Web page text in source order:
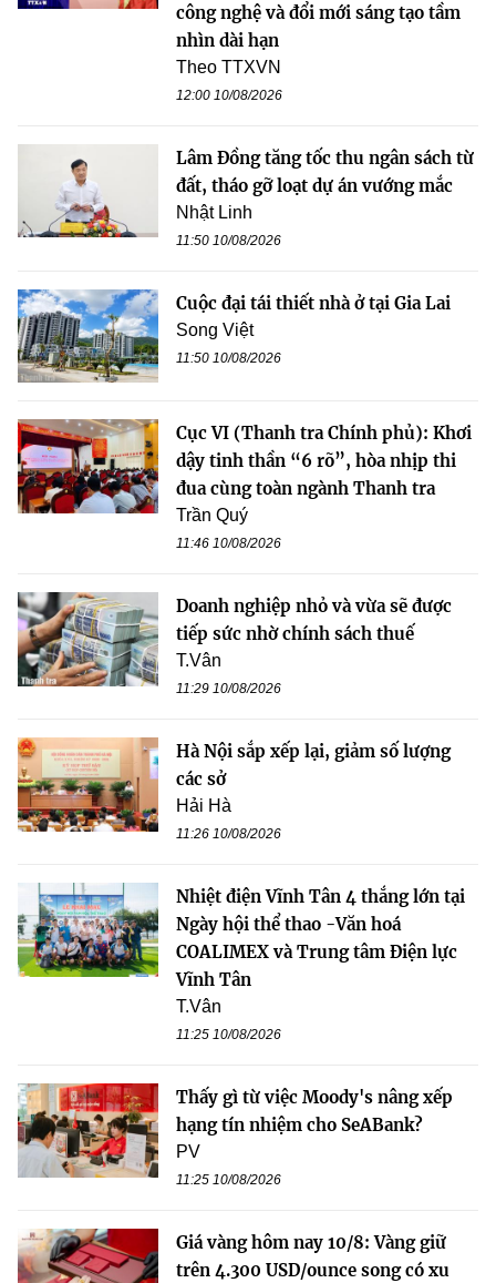
công nghệ và đổi mới sáng tạo tầm
nhìn dài hạn
Theo TTXVN
12:00 10/08/2026
Lâm Đồng tăng tốc thu ngân sách từ
đất, tháo gỡ loạt dự án vướng mắc
Nhật Linh
11:50 10/08/2026
Cuộc đại tái thiết nhà ở tại Gia Lai
Song Việt
11:50 10/08/2026
Cục VI (Thanh tra Chính phủ): Khơi
dậy tinh thần “6 rõ”, hòa nhịp thi
đua cùng toàn ngành Thanh tra
Trần Quý
11:46 10/08/2026
Doanh nghiệp nhỏ và vừa sẽ được
tiếp sức nhờ chính sách thuế
T.Vân
11:29 10/08/2026
Hà Nội sắp xếp lại, giảm số lượng
các sở
Hải Hà
11:26 10/08/2026
Nhiệt điện Vĩnh Tân 4 thắng lớn tại
Ngày hội thể thao -Văn hoá
COALIMEX và Trung tâm Điện lực
Vĩnh Tân
T.Vân
11:25 10/08/2026
Thấy gì từ việc Moody's nâng xếp
hạng tín nhiệm cho SeABank?
PV
11:25 10/08/2026
Giá vàng hôm nay 10/8: Vàng giữ
trên 4.300 USD/ounce song có xu